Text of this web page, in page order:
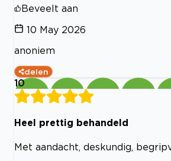
Beveelt aan
10 May 2026
anoniem
delen
10
Heel prettig behandeld
Met aandacht, deskundig,